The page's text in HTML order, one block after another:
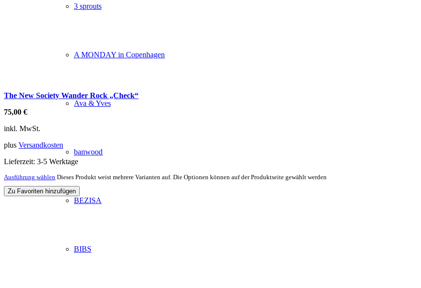
3 sprouts
A MONDAY in Copenhagen
Ava & Yves
banwood
BEZISA
BIBS
The New Society Wander Rock „Check“
75,00 €
inkl. MwSt.
plus Versandkosten
Lieferzeit: 3-5 Werktage
Ausführung wählen Dieses Produkt weist mehrere Varianten auf. Die Optionen können auf der Produktseite gewählt werden
Zu Favoriten hinzufügen